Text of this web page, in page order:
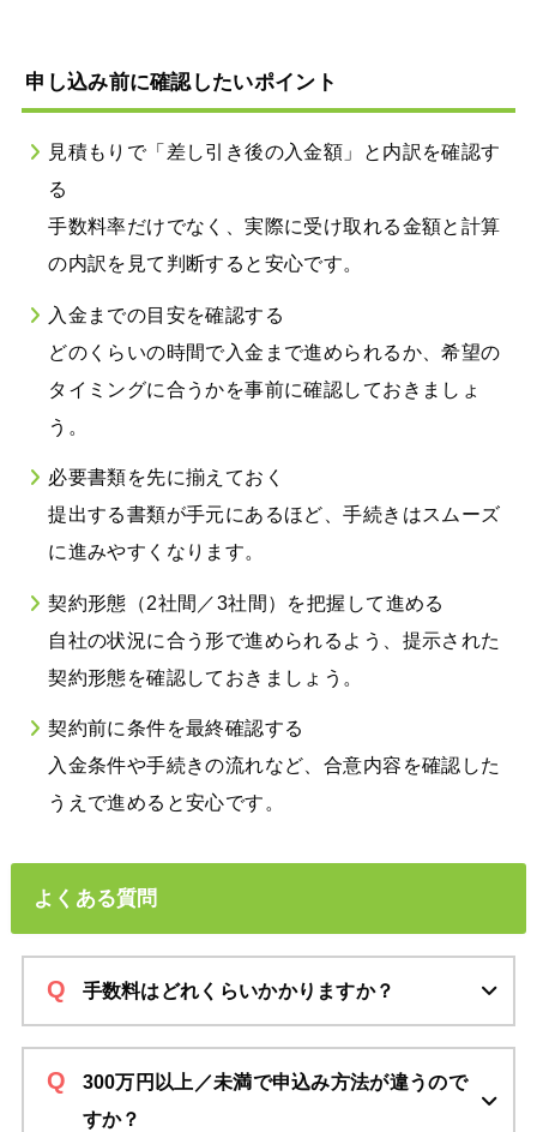
申し込み前に確認したいポイント
見積もりで「差し引き後の入金額」と内訳を確認す
る
手数料率だけでなく、実際に受け取れる金額と計算
の内訳を見て判断すると安心です。
入金までの目安を確認する
どのくらいの時間で入金まで進められるか、希望の
タイミングに合うかを事前に確認しておきましょ
う。
必要書類を先に揃えておく
提出する書類が手元にあるほど、手続きはスムーズ
に進みやすくなります。
契約形態（2社間／3社間）を把握して進める
自社の状況に合う形で進められるよう、提示された
契約形態を確認しておきましょう。
契約前に条件を最終確認する
入金条件や手続きの流れなど、合意内容を確認した
うえで進めると安心です。
よくある質問
手数料はどれくらいかかりますか？
300万円以上／未満で申込み方法が違うので
すか？